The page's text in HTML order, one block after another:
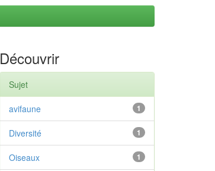
Découvrir
Sujet
1
avifaune
1
Diversité
1
Oiseaux